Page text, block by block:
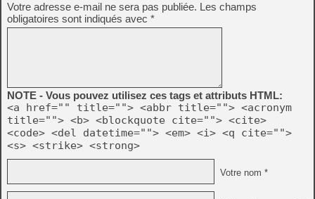
Votre adresse e-mail ne sera pas publiée. Les champs
obligatoires sont indiqués avec *
NOTE - Vous pouvez utilisez ces tags et attributs HTML:
<a href="" title=""> <abbr title=""> <acronym
title=""> <b> <blockquote cite=""> <cite>
<code> <del datetime=""> <em> <i> <q cite="">
<s> <strike> <strong>
Votre nom *